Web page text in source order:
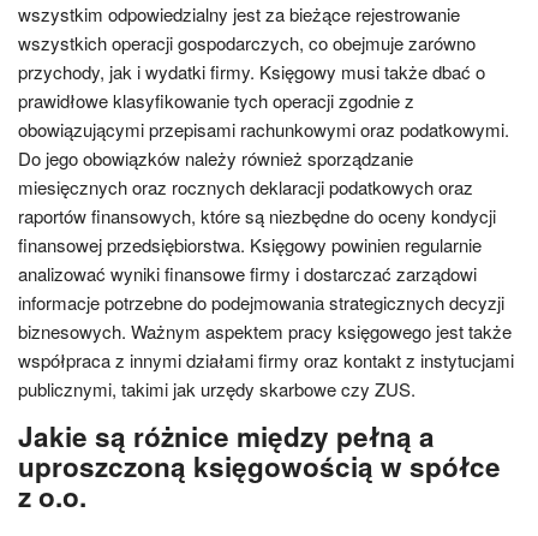
wszystkim odpowiedzialny jest za bieżące rejestrowanie
wszystkich operacji gospodarczych, co obejmuje zarówno
przychody, jak i wydatki firmy. Księgowy musi także dbać o
prawidłowe klasyfikowanie tych operacji zgodnie z
obowiązującymi przepisami rachunkowymi oraz podatkowymi.
Do jego obowiązków należy również sporządzanie
miesięcznych oraz rocznych deklaracji podatkowych oraz
raportów finansowych, które są niezbędne do oceny kondycji
finansowej przedsiębiorstwa. Księgowy powinien regularnie
analizować wyniki finansowe firmy i dostarczać zarządowi
informacje potrzebne do podejmowania strategicznych decyzji
biznesowych. Ważnym aspektem pracy księgowego jest także
współpraca z innymi działami firmy oraz kontakt z instytucjami
publicznymi, takimi jak urzędy skarbowe czy ZUS.
Jakie są różnice między pełną a
uproszczoną księgowością w spółce
z o.o.